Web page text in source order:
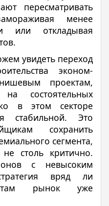
пересматривать
менее
или откладывая
увидеть переход
эконом-
проектам,
состоятельных
в этом секторе
стабильной. Это
сохранить
сегмента,
столь критично.
с невысоким
вряд ли
рынок уже